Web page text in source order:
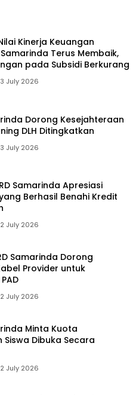
Kinerja Keuangan
Terus Membaik,
pada Subsidi Berkurang
July 2026
Dorong Kesejahteraan
DLH Ditingkatkan
July 2026
Samarinda Apresiasi
yang Berhasil Benahi Kredit
July 2026
Samarinda Dorong
Provider untuk
July 2026
Minta Kuota
Siswa Dibuka Secara
July 2026